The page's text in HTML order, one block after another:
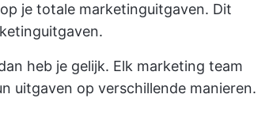
je totale marketinguitgaven. Dit
heb je gelijk. Elk marketing team
uitgaven op verschillende manieren.